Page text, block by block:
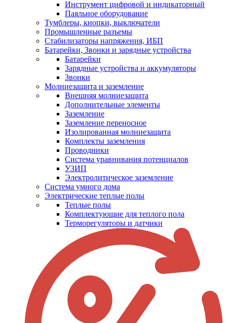
Инструмент цифровой и индикаторный
Паяльное оборудование
Тумблеры, кнопки, выключатели
Промышленные разъемы
Стабилизаторы напряжения, ИБП
Батарейки, Звонки и зарядные устройства
Батарейки
Зарядные устройства и аккумуляторы
Звонки
Молниезащита и заземление
Внешняя молниезащита
Дополнительные элементы
Заземление
Заземление переносное
Изолированная молниезащита
Комплекты заземления
Проводники
Система уравнивания потенциалов
УЗИП
Электролитическое заземление
Система умного дома
Электрические теплые полы
Теплые полы
Комплектующие для теплого пола
Терморегуляторы и датчики